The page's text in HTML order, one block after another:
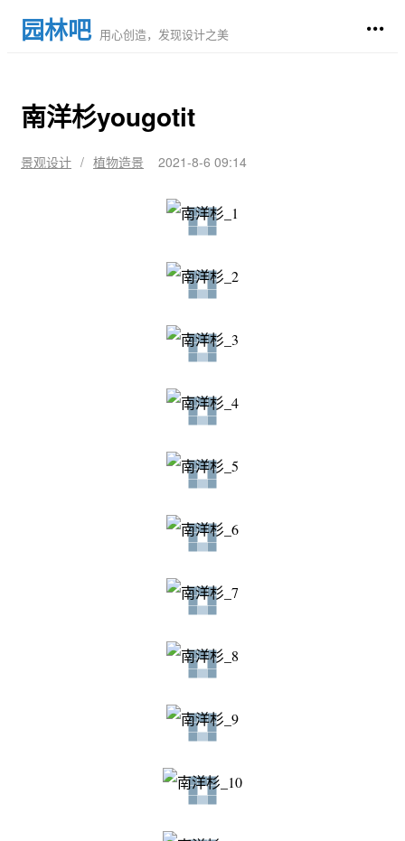
园林吧 用心创造，发现设计之美
南洋杉yougotit
景观设计 / 植物造景 2021-8-6 09:14